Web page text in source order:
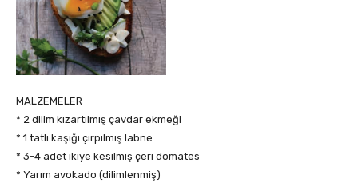
MALZEMELER
* 2 dilim kızartılmış çavdar ekmeği
* 1 tatlı kaşığı çırpılmış labne
* 3-4 adet ikiye kesilmiş çeri domates
* Yarım avokado (dilimlenmiş)